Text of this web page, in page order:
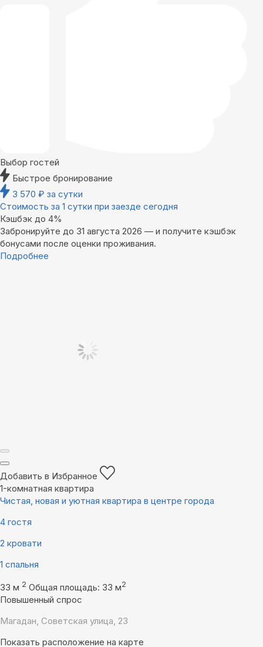
Выбор гостей
Быстрое бронирование
3 570 ₽ за сутки
Стоимость за 1 сутки при заезде сегодня
Кэшбэк до 4%
Забронируйте до 31 августа 2026 — и получите кэшбэк
бонусами после оценки проживания.
Подробнее
Добавить в Избранное
1-комнатная квартира
Чистая, новая и уютная квартира в центре города
4 гостя
2 кровати
1 спальня
33 м 2 Общая площадь: 33 м2
Повышенный спрос
Магадан, Советская улица, 23
Показать расположение на карте